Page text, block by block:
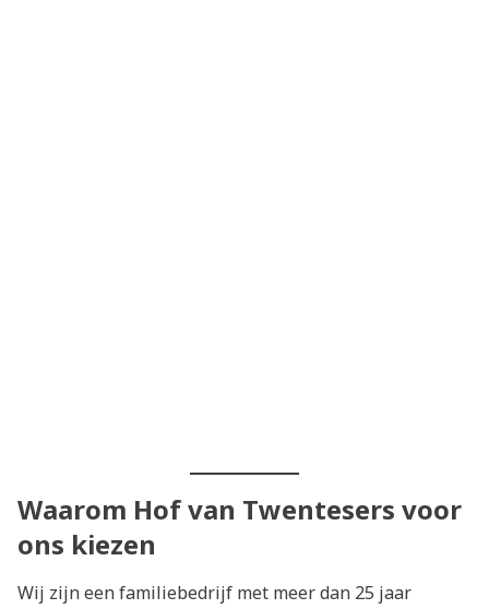
Waarom Hof van Twentesers voor
ons kiezen
Wij zijn een familiebedrijf met meer dan 25 jaar